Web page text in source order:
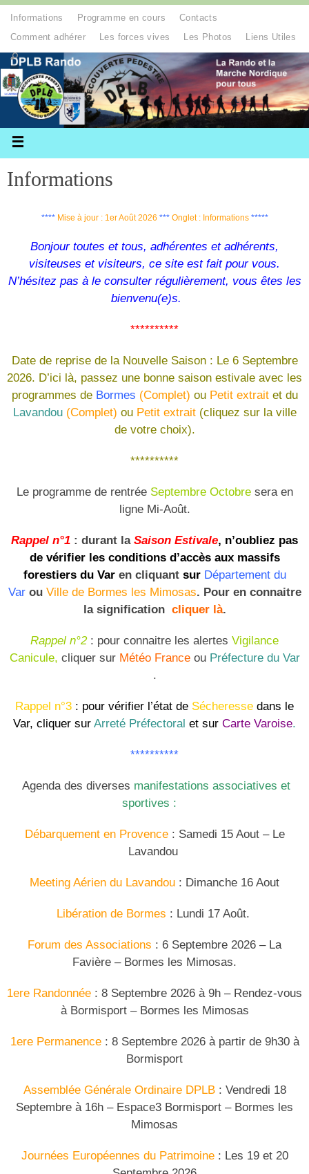
Informations Programme en cours
Contacts
Comment adhérer
Les forces vives Les Photos Liens Utiles
Informations
**** Mise à jour : 1er Août2026 ***Onglet : Informations *****
Bonjour toutes et tous, adhérentes et adhérents,
visiteuses et visiteurs, ce site est fait pour vous.
N’hésitez pas à le consulter régulièrement, vous êtes les
bienvenu(e)s.
**********
Date de reprise de la Nouvelle Saison : Le 6 Septembre
2026. D’ici là, passez une bonne saison estivale avec les
programmes de Bormes (Complet) ou Petit extraitet du
Lavandou (Complet) ou Petit extrait(cliquez sur la ville
de votre choix).
**********
Le programme de rentrée Septembre Octobresera en
ligne Mi-Août.
Rappel n°1 : durant la Saison Estivale, n’oubliez pas
de vérifier les conditions d’accès aux massifs
forestiers du Varen cliquant sur Département du
Varou Ville de Bormes les Mimosas. Pour en connaitre
la signification cliquer là.
Rappel n°2: pour connaitre les alertes Vigilance
Canicule, cliquer sur Météo Franceou Préfecture du Var
.
Rappel n°3 : pour vérifier l’état de Sécheresse dans le
Var, cliquer sur Arreté Préfectoral et sur Carte Varoise.
**********
Agenda des diverses manifestations associatives et
sportives :
Débarquement en Provence: Samedi 15 Aout – Le
Lavandou
Meeting Aérien du Lavandou : Dimanche 16 Aout
Libération de Bormes : Lundi 17 Août.
Forum des Associations : 6 Septembre 2026 – La
Favière – Bormes les Mimosas.
1ere Randonnée : 8 Septembre 2026 à 9h – Rendez-vous
à Bormisport – Bormes les Mimosas
1ere Permanence: 8 Septembre 2026 à partir de 9h30 à
Bormisport
Assemblée Générale Ordinaire DPLB: Vendredi 18
Septembre à 16h – Espace3 Bormisport – Bormes les
Mimosas
Journées Européennes du Patrimoine: Les 19 et 20